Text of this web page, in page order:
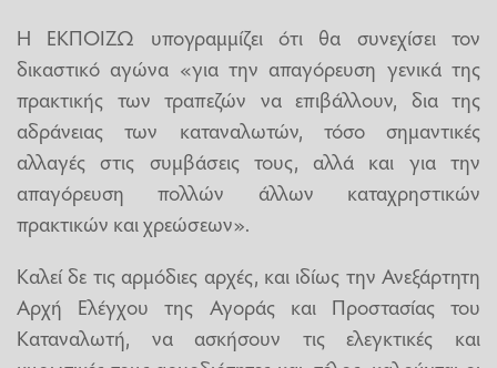
Η ΕΚΠΟΙΖΩ υπογραμμίζει ότι θα συνεχίσει τον
δικαστικό αγώνα «για την απαγόρευση γενικά της
πρακτικής των τραπεζών να επιβάλλουν, δια της
αδράνειας των καταναλωτών, τόσο σημαντικές
αλλαγές στις συμβάσεις τους, αλλά και για την
απαγόρευση πολλών άλλων καταχρηστικών
πρακτικών και χρεώσεων».
Καλεί δε τις αρμόδιες αρχές, και ιδίως την Ανεξάρτητη
Αρχή Ελέγχου της Αγοράς και Προστασίας του
Καταναλωτή, να ασκήσουν τις ελεγκτικές και